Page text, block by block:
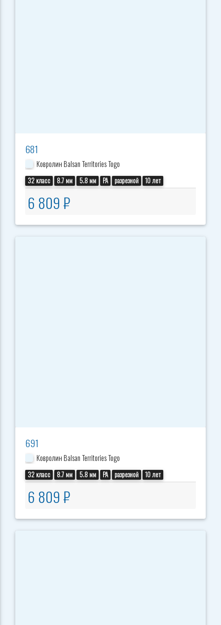
681
Ковролин Balsan Territories Togo
32 класс 8.7 мм 5.8 мм PA разрезной 10 лет
6 809 ₽
691
Ковролин Balsan Territories Togo
32 класс 8.7 мм 5.8 мм PA разрезной 10 лет
6 809 ₽